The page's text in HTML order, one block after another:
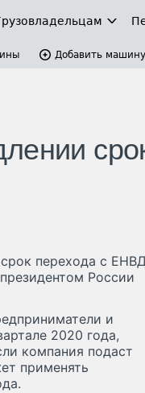
Добавить машину
перехода с
России
и
2020 года,
компания подаст
применять